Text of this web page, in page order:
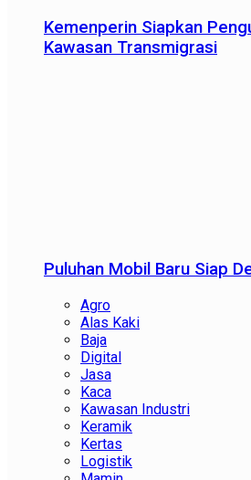
Kemenperin Siapkan
Kawasan Transmigrasi
Puluhan Mobil Baru Siap
Agro
Alas Kaki
Baja
Digital
Jasa
Kaca
Kawasan Industri
Keramik
Kertas
Logistik